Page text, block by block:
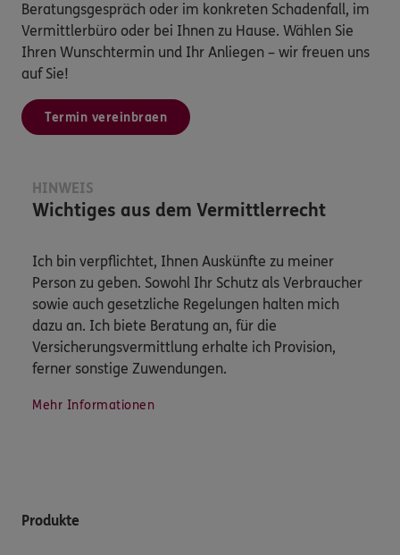
Beratungsgespräch oder im konkreten Schadenfall, im
Vermittlerbüro oder bei Ihnen zu Hause. Wählen Sie
Ihren Wunschtermin und Ihr Anliegen – wir freuen uns
auf Sie!
Termin vereinbraen
HINWEIS
Wichtiges aus dem Vermittlerrecht
Ich bin verpflichtet, Ihnen Auskünfte zu meiner
Person zu geben. Sowohl Ihr Schutz als Verbraucher
sowie auch gesetzliche Regelungen halten mich
dazu an. Ich biete Beratung an, für die
Versicherungsvermittlung erhalte ich Provision,
ferner sonstige Zuwendungen.
Mehr Informationen
Produkte